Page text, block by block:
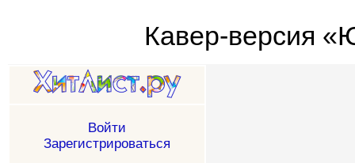
Кавер-версия
Войти
Зарегистрироваться